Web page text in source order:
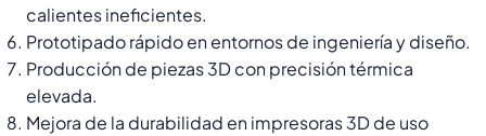
calientes ineficientes.
Prototipado rápido en entornos de ingeniería y diseño.
Producción de piezas 3D con precisión térmica
elevada.
Mejora de la durabilidad en impresoras 3D de uso